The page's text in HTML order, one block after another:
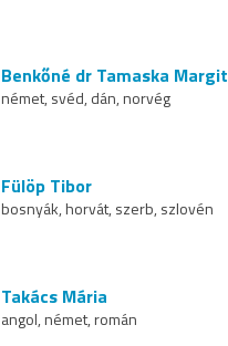
Benkőné dr Tamaska Margit
német, svéd, dán, norvég
Fülöp Tibor
bosnyák, horvát, szerb, szlovén
Takács Mária
angol, német, román